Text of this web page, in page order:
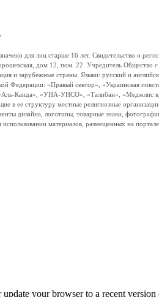
для лиц старше 16 лет. Свидетельство о
дом 12, пом. 22. Учредитель
и зарубежные страны. Языки: русский и
Федерации: «Правый сектор»,
Каида», «УНА-УНСО», «Талибан», «Меджлис
в ее структуру местные религиозные
дизайна, логотипы, товарные знаки,
материалов, размещенных на
your browser to a recent